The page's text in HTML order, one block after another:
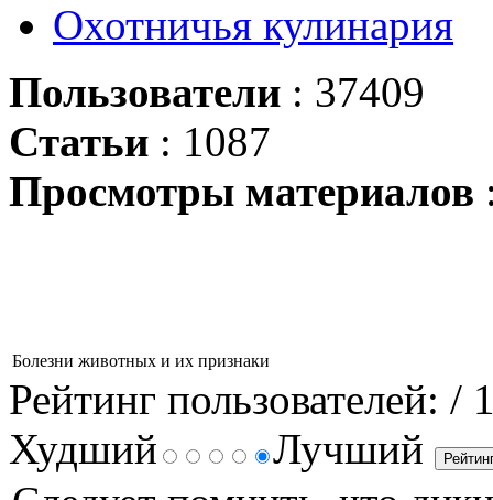
Охотничья кулинария
Пользователи : 37409
Статьи : 1087
Просмотры материалов
Болезни животных и их признаки
Рейтинг пользователей: /
Худший
Лучший